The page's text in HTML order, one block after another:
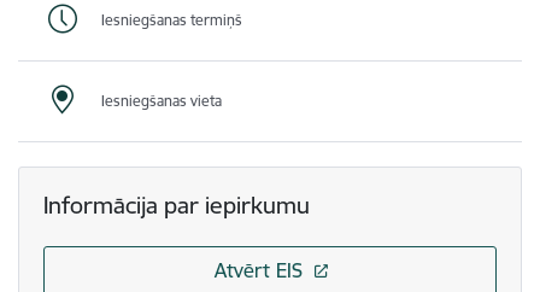
Iesniegšanas termiņš
Iesniegšanas vieta
Informācija par iepirkumu
Atvērt EIS